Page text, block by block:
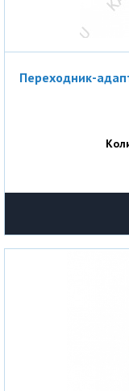
Переходник-